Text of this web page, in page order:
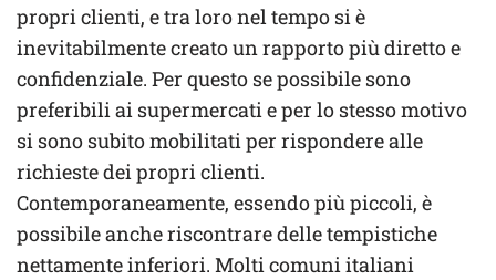
propri clienti, e tra loro nel tempo si è
inevitabilmente creato un rapporto più diretto e
confidenziale. Per questo se possibile sono
preferibili ai supermercati e per lo stesso motivo
si sono subito mobilitati per rispondere alle
richieste dei propri clienti.
Contemporaneamente, essendo più piccoli, è
possibile anche riscontrare delle tempistiche
nettamente inferiori. Molti comuni italiani